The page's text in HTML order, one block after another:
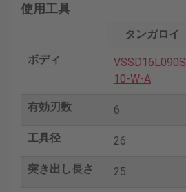
使用工具
タンガロイ
ボディ
VSSD16L090S
10-W-A
有効刃数 6
工具径 26
突き出し長さ 25